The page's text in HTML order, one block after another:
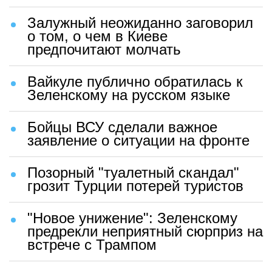
Залужный неожиданно заговорил
о том, о чем в Киеве
предпочитают молчать
Вайкуле публично обратилась к
Зеленскому на русском языке
Бойцы ВСУ сделали важное
заявление о ситуации на фронте
Позорный "туалетный скандал"
грозит Турции потерей туристов
"Новое унижение": Зеленскому
предрекли неприятный сюрприз на
встрече с Трампом